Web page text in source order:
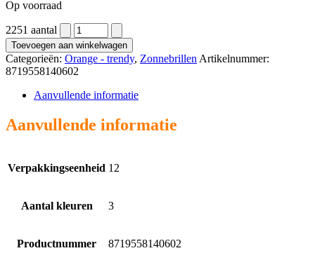
Op voorraad
2251 aantal
Toevoegen aan winkelwagen
Categorieën: Orange - trendy, Zonnebrillen Artikelnummer:
8719558140602
Aanvullende informatie
Aanvullende informatie
Verpakkingseenheid 12
Aantal kleuren 3
Productnummer 8719558140602